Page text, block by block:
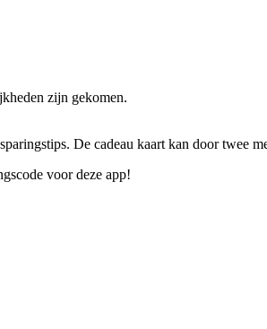
zijn gekomen.
De cadeau kaart kan door twee
voor deze app!